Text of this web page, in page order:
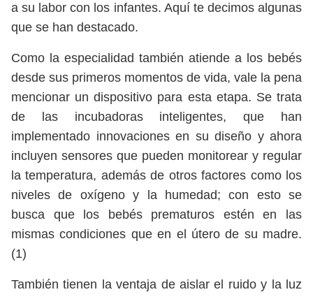
a su labor con los infantes. Aquí te decimos algunas
que se han destacado.
Como la especialidad también atiende a los bebés
desde sus primeros momentos de vida, vale la pena
mencionar un dispositivo para esta etapa. Se trata
de las incubadoras inteligentes, que han
implementado innovaciones en su diseño y ahora
incluyen sensores que pueden monitorear y regular
la temperatura, además de otros factores como los
niveles de oxígeno y la humedad; con esto se
busca que los bebés prematuros estén en las
mismas condiciones que en el útero de su madre.
(1)
También tienen la ventaja de aislar el ruido y la luz